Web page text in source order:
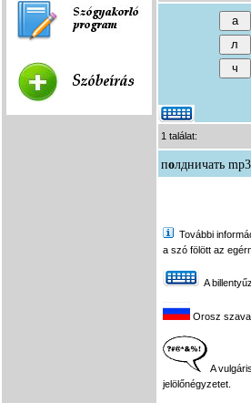
1 találat:
полдничать mp3
További
a szó fölött az
A
Orosz
A
jelölőnégyzetet.